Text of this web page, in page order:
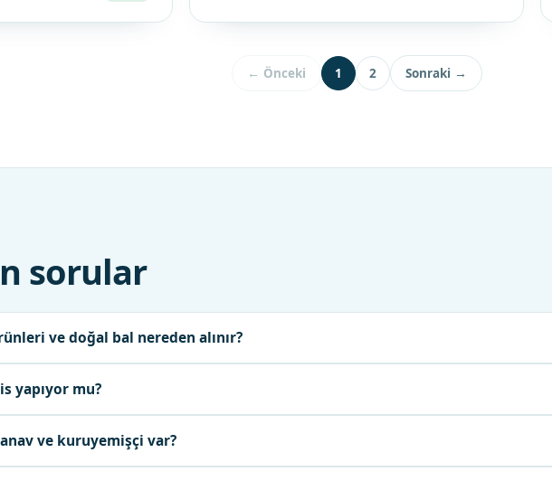
← Önceki 1 2 Sonraki →
sorular
ve doğal bal nereden alınır?
yapıyor mu?
ve kuruyemişçi var?